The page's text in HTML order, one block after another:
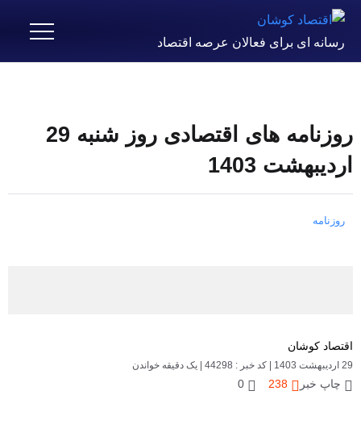
رسانه ای برای فعالان عرصه اقتصاد
روزنامه های اقتصادی روز شنبه 29
اردیبهشت 1403
روزنامه
اقتصاد کوشان
29 اردیبهشت 1403 | کد خبر : 44298 | یک دقیقه خواندن
چاپ خبر 238
0